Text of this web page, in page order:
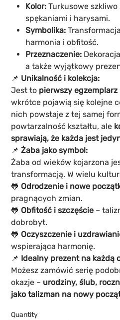
Kolor: Turkusowe
spękaniami i harysami.
Symbolika:
harmonia i obfitość.
Przeznaczenie:
a także wyjątkowy
📌 Unikalność i kolekcja:
Jest to pierwszy egzemplarz
wkrótce pojawią się kolejne
nich powstaje z tej samej
powtarzalność kształtu, ale
sprawiają, że każda jest
📌Żaba jako symbol:
Żaba od wieków kojarzona
transformacją. W wielu
🐸 Odrodzenie i nowe
pragnących zmian.
🐸 Obfitość i szczęście –
dobrobyt.
🐸 Oczyszczenie i
wspierająca harmonię.
📌 Idealny prezent na każdą
Możesz zamówić serię
okazje – urodziny, ślub,
jako talizman na nowy
Quantity